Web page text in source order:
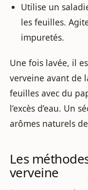
Utilise un
les feuilles.
impuretés.
Une fois lavée, il
verveine avant de
feuilles avec du
l’excès d’eau. Un
arômes naturels
Les
verveine